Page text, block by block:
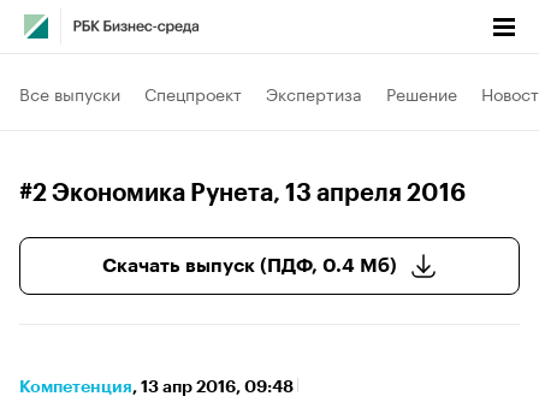
Все выпуски Спецпроект Экспертиза Решение
#2 Экономика Рунета, 13 апреля 2016
Скачать выпуск (ПДФ, 0.4 Мб)
Компетенция⁠, 13 апр 2016, 09:48